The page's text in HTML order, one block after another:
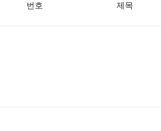
번호 제목